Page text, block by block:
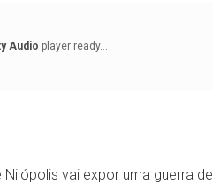
Audio player ready...
Nilópolis vai expor uma guerra